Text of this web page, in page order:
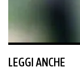
LEGGI ANCHE